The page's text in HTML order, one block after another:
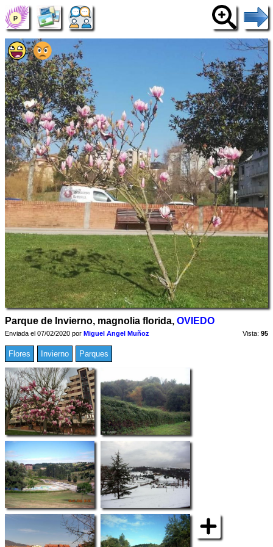
Parque de Invierno, magnolia florida, OVIEDO
Enviada el 07/02/2020 por Miguel Angel Muñoz Vista: 95
Flores Invierno Parques